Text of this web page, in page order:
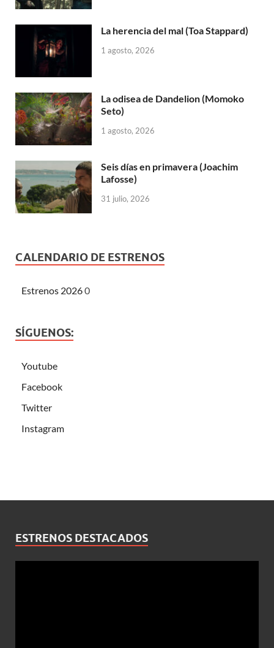
La herencia del mal (Toa Stappard)
1 agosto, 2026
La odisea de Dandelion (Momoko
Seto)
1 agosto, 2026
Seis días en primavera (Joachim
Lafosse)
31 julio, 2026
CALENDARIO DE ESTRENOS
Estrenos 20260
SÍGUENOS:
Youtube
Facebook
Twitter
Instagram
ESTRENOS DESTACADOS